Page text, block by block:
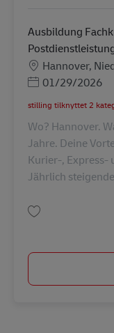
Ausbildung
Lokation
Hannover,
Posted Date
01/29/2026
stilling
Wo? Hannover.
Jahre. Deine
Kurier-,
Jährlich